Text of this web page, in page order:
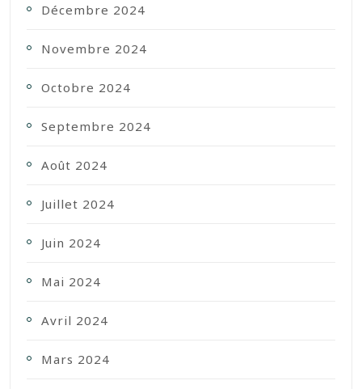
Décembre 2024
Novembre 2024
Octobre 2024
Septembre 2024
Août 2024
Juillet 2024
Juin 2024
Mai 2024
Avril 2024
Mars 2024